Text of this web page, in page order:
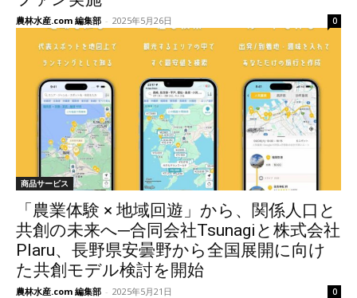
農林水産.com 編集部 - 2025年5月26日 0
商品サービス
「農業体験 × 地域回遊」から、関係人口と
共創の未来へ─合同会社Tsunagiと株式会社
Plaru、長野県安曇野から全国展開に向け
た共創モデル検討を開始
農林水産.com 編集部 - 2025年5月21日 0